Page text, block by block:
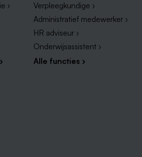
›
Verpleegkundige ›
Administratief medewerker ›
HR adviseur ›
Onderwijsassistent ›
Alle functies ›